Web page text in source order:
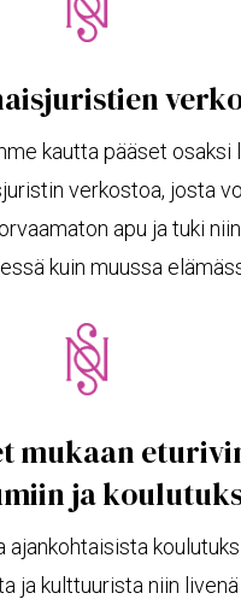
kautta pääset osaksi
verkostoa, josta
apu ja tuki
kuin muussa
mukaan
ja
ajankohtaisista
ja kulttuurista niin livenä